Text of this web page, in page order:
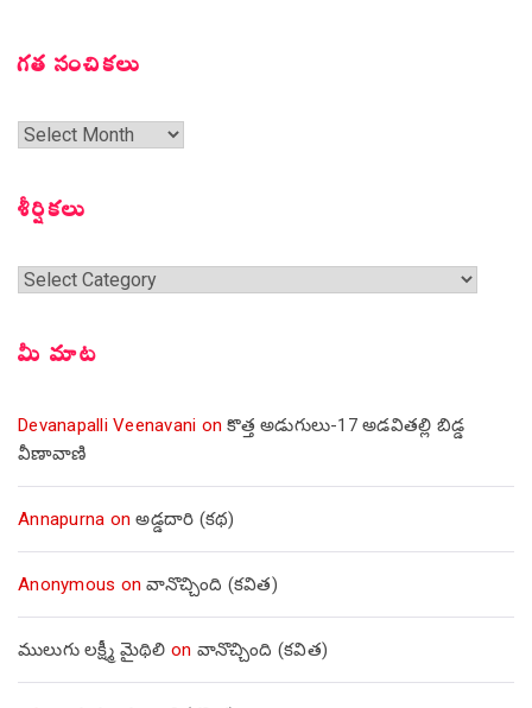
గత సంచికలు
గత
శీర్షికలు
శీర్షికలు
మీ మాట
Devanapalli Veenavani onకొత్త అడుగులు-17 అడవితల్లి బిడ్డ
వీణావాణి
Annapurna onఅడ్డదారి (కథ)
Anonymous onవానొచ్చింది (కవిత)
ములుగు లక్ష్మీ మైథిలి on వానొచ్చింది (కవిత)